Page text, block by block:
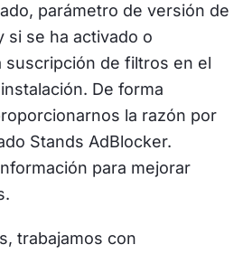
parámetro de versión de
si se ha activado o
suscripción de filtros en el
De forma
la razón por
Stands AdBlocker.
para mejorar
trabajamos con